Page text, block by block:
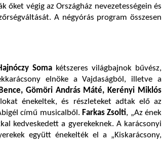
őket végig az Országház nevezetességein és
A négyórás program összesen
Soma kétszeres világbajnok bűvész,
elnöke a Vajdaságból, illetve a
Gömöri András Máté, Kerényi Miklós
énekeltek, és részleteket adtak elő az
című musicalből. Farkas Zsolti, „Az ének
kedveskedett a gyerekeknek. A karácsonyi
együtt énekelték el a „Kiskarácsony,